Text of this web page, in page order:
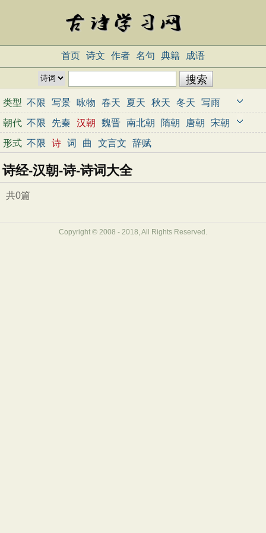
首页 诗文 作者 名句 典籍 成语
类型 不限 写景 咏物 春天 夏天 秋天 冬天
写雨
写雪
写风 写花 梅花 荷花 菊花 柳树
月亮
山水 写山 写水 长江 黄河 儿童 写鸟
写马
田园 边塞 地名 抒情 爱国 离别 送别 思乡
思念
爱情 励志 哲理 闺怨
母亲 友情 战争 读书 惜时 婉约 豪放 诗经
民谣
咏史怀古 宋词精选 小学古诗 初中古诗
朝代 不限 先秦 汉朝 魏晋 南北朝 隋朝 唐朝
宋朝
元朝
明朝 清朝 近代 当代
形式 不限 诗 词 曲 文言文 辞赋
诗经-汉朝-诗-诗词大全
共0篇
Copyright © 2008 - 2018, All Rights Reserved.